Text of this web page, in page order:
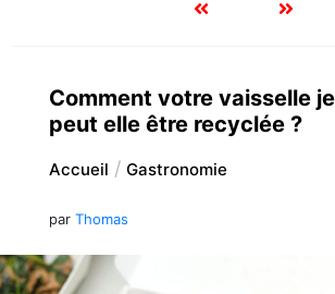
Comment votre vaisselle
peut elle être recyclée ?
Accueil Gastronomie
par Thomas